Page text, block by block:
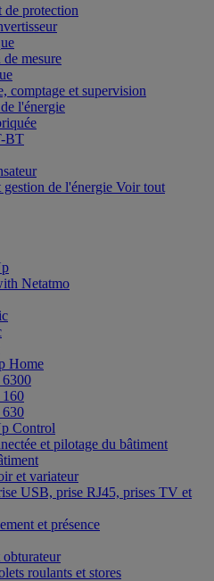
de protection
de mesure
comptage et supervision
l'énergie
BT
de l'énergie Voir tout
Netatmo
Home
Control
et pilotage du bâtiment
et variateur
USB, prise RJ45, prises TV et
et présence
roulants et stores